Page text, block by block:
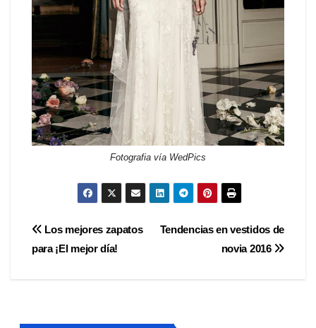
Fotografia vía WedPics
Navegación
de
Tendencias en vestidos de
novia 2016
Los mejores zapatos
para ¡El mejor día!